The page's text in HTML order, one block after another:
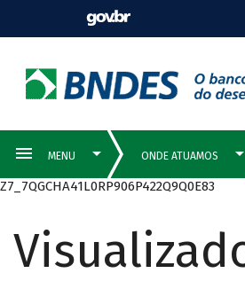
Z7_7QGCHA41L0RP906P422Q9Q0E83